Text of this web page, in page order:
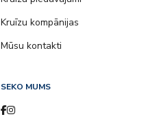
Kruīzu kompānijas
Mūsu kontakti
SEKO MUMS